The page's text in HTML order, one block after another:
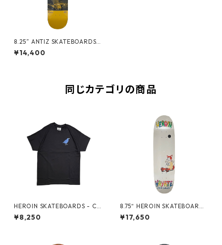
8.25” ANTIZ SKATEBOARDS -
ANDRE GERLICH “GLOW IN
¥14,400
同じカテゴリの商品
HEROIN SKATEBOARDS - CR
OW TEE -
¥8,250
8.75“ HEROIN SKATEBOARDS
- HAYATE FOX EGG -
¥17,650